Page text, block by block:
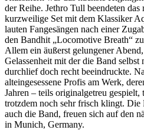
der Reihe. Jethro Tull beendeten
kurzweilige Set mit dem Klassiker
lauten Fangesängen nach einer
den Bandhit „Locomotive Breath“
Allem ein äußerst gelungener
Gelassenheit mit der die Band selbst
durchlief doch recht beeindruckte.
alteingesessene Profis am Werk,
Jahren – teils originalgetreu gespielt,
trotzdem noch sehr frisch klingt. Die
auch die Band, freuen sich auf den
in Munich, Germany.